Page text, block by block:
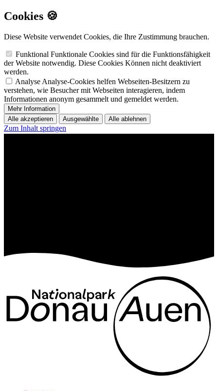
Cookies 🍪
Diese Website verwendet Cookies, die Ihre Zustimmung brauchen.
Funktional Funktionale Cookies sind für die Funktionsfähigkeit
der Website notwendig. Diese Cookies Können nicht deaktiviert
werden.
Analyse Analyse-Cookies helfen Webseiten-Besitzern zu
verstehen, wie Besucher mit Webseiten interagieren, indem
Informationen anonym gesammelt und gemeldet werden.
Mehr Information
Alle akzeptieren
Ausgewählte Alle ablehnen
Zum Inhalt springen